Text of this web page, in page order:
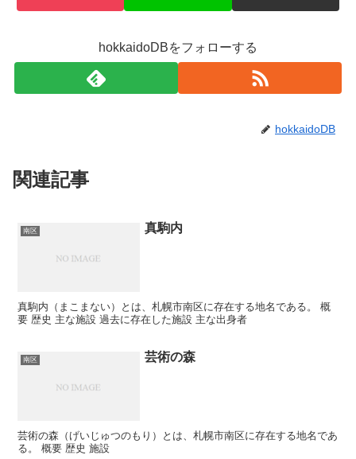
hokkaidoDBをフォローする
hokkaidoDB
関連記事
南区 真駒内
真駒内（まこまない）とは、札幌市南区に存在する地名である。 概
要 歴史 主な施設 過去に存在した施設 主な出身者
南区 芸術の森
芸術の森（げいじゅつのもり）とは、札幌市南区に存在する地名であ
る。 概要 歴史 施設